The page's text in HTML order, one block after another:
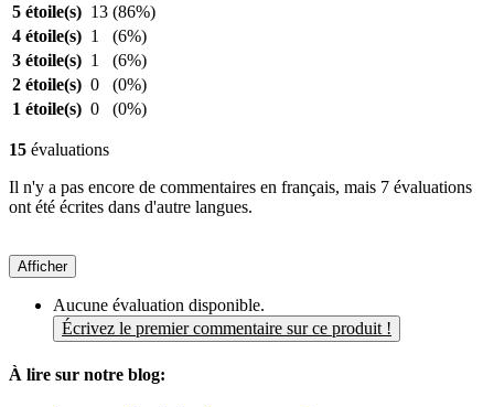
5 étoile(s) 13 (86%)
4 étoile(s) 1
(6%)
3 étoile(s) 1
(6%)
2 étoile(s) 0
(0%)
1 étoile(s) 0 (0%)
15 évaluations
Il n'y a pas encore de commentaires en français, mais 7 évaluations
ont été écrites dans d'autre langues.
Afficher
Aucune évaluation disponible.
Écrivez le premier commentaire sur ce produit !
À lire sur notre blog: